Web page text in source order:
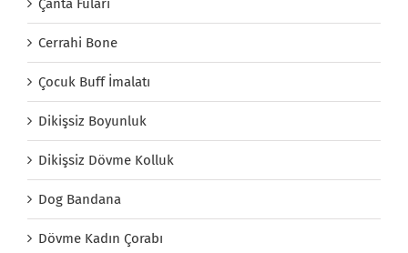
Çanta Fuları
Cerrahi Bone
Çocuk Buff İmalatı
Dikişsiz Boyunluk
Dikişsiz Dövme Kolluk
Dog Bandana
Dövme Kadın Çorabı